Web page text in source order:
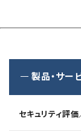
製品・サー
セキュリティ評